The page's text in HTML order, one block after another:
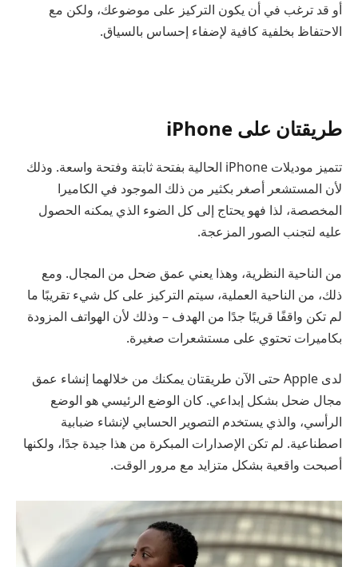
أو قد ترغب في أن يكون التركيز على موضوعك، ولكن مع
الاحتفاظ بخلفية كافية لإضفاء إحساس بالسياق.
طريقتان على iPhone
تتميز موديلات iPhone الحالية بفتحة ثابتة وفتحة واسعة. وذلك
لأن المستشعر أصغر بكثير من ذلك الموجود في الكاميرا
المخصصة، لذا فهو يحتاج إلى كل الضوء الذي يمكنه الحصول
عليه لتجنب الصور المزعجة.
من الناحية النظرية، وهذا يعني عمق ضحل من المجال. ومع
ذلك، من الناحية العملية، سيتم التركيز على كل شيء تقريبًا ما
لم تكن واقفًا قريبًا جدًا من الهدف – وذلك لأن الهواتف المزودة
بكاميرات تحتوي على مستشعرات صغيرة.
لدى Apple حتى الآن طريقتان يمكنك من خلالهما إنشاء عمق
مجال ضحل بشكل إبداعي. كان الوضع الرئيسي هو الوضع
الرأسي، والذي يستخدم التصوير الحسابي لإنشاء ضبابية
اصطناعية. لم تكن الإصدارات المبكرة من هذا جيدة جدًا، ولكنها
أصبحت واقعية بشكل متزايد مع مرور الوقت.